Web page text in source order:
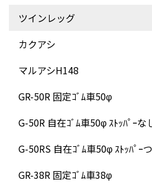
ツインレッグ
カクアシ
マルアシH148
GR-50R 固定ｺﾞﾑ車50φ
G-50R 自在ｺﾞﾑ車50φ ｽﾄｯﾊﾟｰな
G-50RS 自在ｺﾞﾑ車50φ ｽﾄｯﾊﾟｰ
GR-38R 固定ｺﾞﾑ車38φ